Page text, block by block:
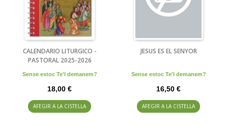
CALENDARIO LITURGICO -
PASTORAL 2025-2026
Sense estoc Te'l demanem?
18,00 €
AFEGIR A LA CISTELLA
JESUS ES EL SENYOR
Sense estoc Te'l demanem?
16,50 €
AFEGIR A LA CISTELLA